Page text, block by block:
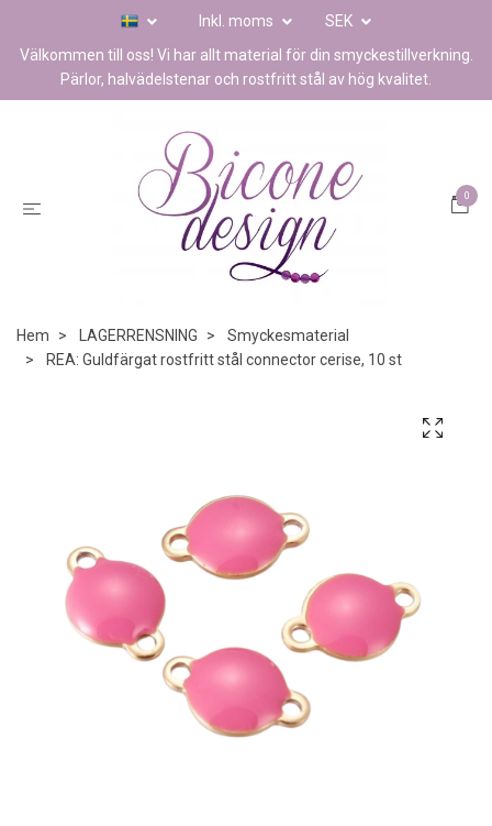
Inkl. moms
SEK
Välkommen till oss! Vi har allt material för din smyckestillverkning.
Pärlor, halvädelstenar och rostfritt stål av hög kvalitet.
0
Hem LAGERRENSNING
Smyckesmaterial
REA: Guldfärgat rostfritt stål connector cerise, 10 st